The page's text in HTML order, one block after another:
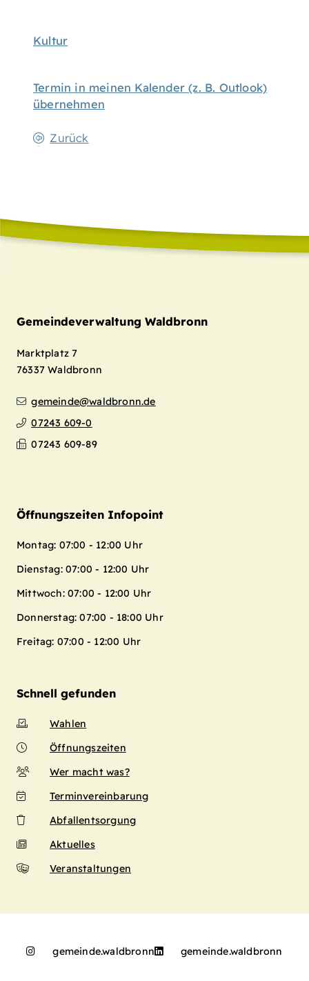
Kultur
Termin in meinen Kalender (z. B. Outlook)
übernehmen
Zurück
Gemeindeverwaltung Waldbronn
Marktplatz 7
76337 Waldbronn
gemeinde@waldbronn.de
07243 609-0
07243 609-89
Öffnungszeiten Infopoint
Montag: 07:00 - 12:00 Uhr
Dienstag: 07:00 - 12:00 Uhr
Mittwoch: 07:00 - 12:00 Uhr
Donnerstag: 07:00 - 18:00 Uhr
Freitag: 07:00 - 12:00 Uhr
Schnell gefunden
Wahlen
Öffnungszeiten
Wer macht was?
Terminvereinbarung
Abfallentsorgung
Aktuelles
Veranstaltungen
gemeinde.waldbronn gemeinde.waldbronn